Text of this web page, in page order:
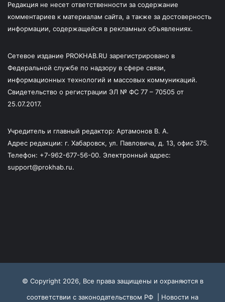
Редакция не несет ответственности за содержание
комментариев к материалам сайта, а также за достоверность
информации, содержащейся в рекламных объявлениях.
Сетевое издание PROKHAB.RU зарегистрировано в
Федеральной службе по надзору в сфере связи,
информационных технологий и массовых коммуникаций.
Свидетельство о регистрации ЭЛ № ФС 77 – 70505 от
25.07.2017.
Учредитель и главный редактор: Артамонов В. А.
Адрес редакции: г. Хабаровск, ул. Павловича, д. 13, офис 375.
Телефон: +7-962-677-56-00. Электронный адрес:
support@prokhab.ru.
© Copyright 2026, Все права защищены и охраняются в
соответствии с законодательством РФ | Новости на